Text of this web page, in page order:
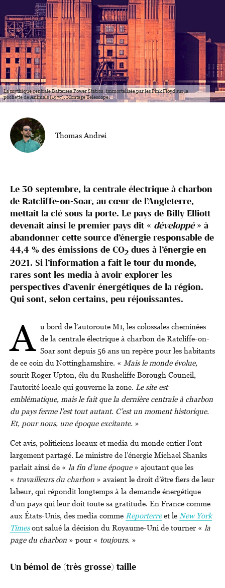
La mythique centrale Battersea Power Station, immortalisée par les Pink Floyd sur la
pochette de Animals (1977). Montage Telescope.
Thomas Andrei
Le 30 septembre, la centrale électrique à charbon
de Ratcliffe-on-Soar, au cœur de l’Angleterre,
mettait la clé sous la porte. Le pays de Billy Elliott
devenait ainsi le premier pays dit « développé » à
abandonner cette source d’énergie responsable de
44,4 % des émissions de CO2 dues à l’énergie en
2021. Si l’information a fait le tour du monde,
rares sont les media à avoir explorer les
perspectives d’avenir énergétiques de la région.
Qui sont, selon certains, peu réjouissantes.
A u bord de l’autoroute M1, les colossales cheminées
de la centrale électrique à charbon de Ratcliffe-on-
Soar sont depuis 56 ans un repère pour les habitants
de ce coin du Nottinghamshire. « Mais le monde évolue,
sourit Roger Upton, élu du Rushcliffe Borough Council,
l’autorité locale qui gouverne la zone. Le site est
emblématique, mais le fait que la dernière centrale à charbon
du pays ferme l’est tout autant. C’est un moment historique.
Et, pour nous, une époque excitante. »
Cet avis, politiciens locaux et media du monde entier l’ont
largement partagé. Le ministre de l’énergie Michael Shanks
parlait ainsi de « la fin d’une époque» ajoutant que les
« travailleurs du charbon » avaient le droit d’être fiers de leur
labeur, qui répondit longtemps à la demande énergétique
d’un pays qui leur doit toute sa gratitude. En France comme
aux États-Unis, des media commeReporterreet leNew York
Timesont salué la décision du Royaume-Uni de tourner « la
page du charbon » pour « toujours. »
Un bémol de (très grosse) taille